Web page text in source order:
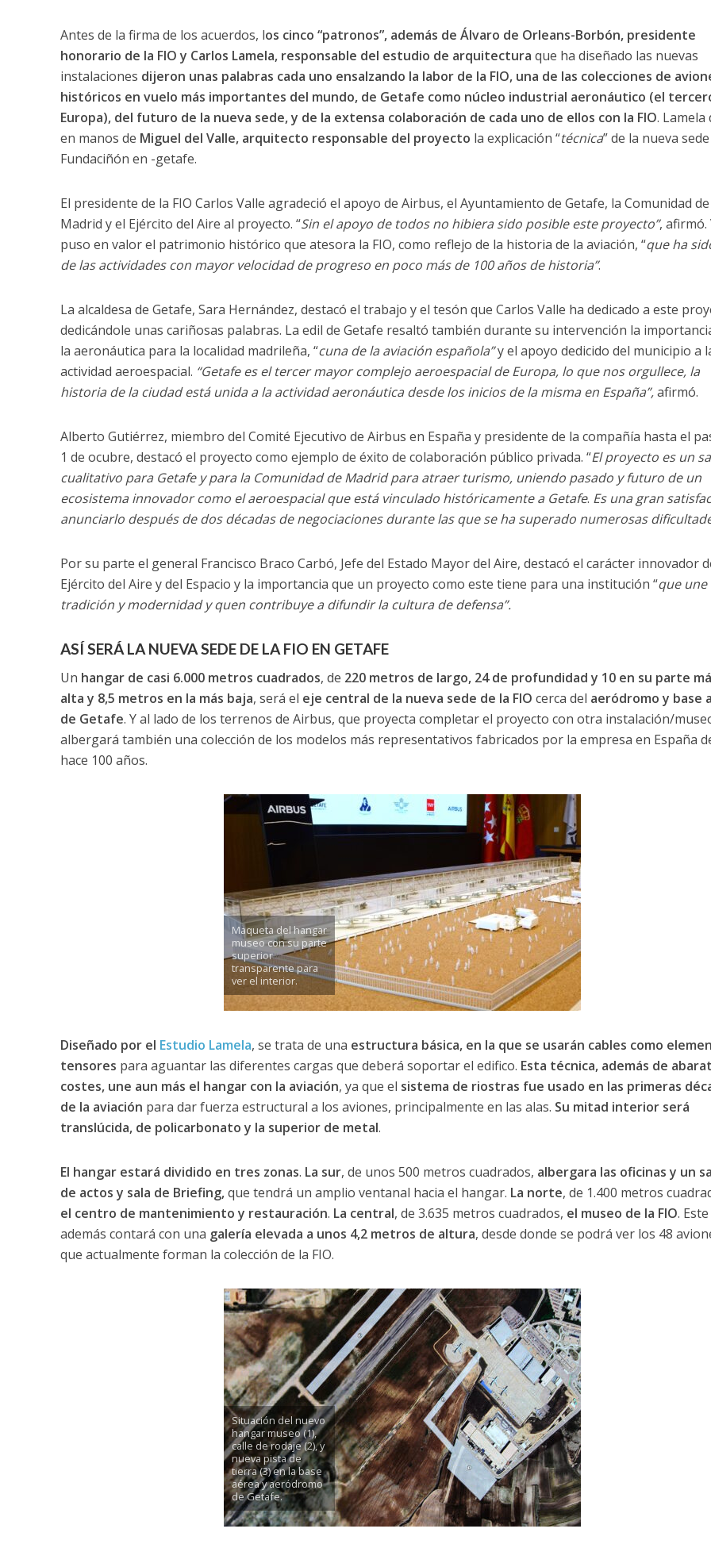
Antes de la firma de los acuerdos, los cinco “patronos”, además de Álvaro de Orleans-Borbón, presidente
honorario de la FIO y Carlos Lamela, responsable del estudio de arquitectura que ha diseñado las nuevas
instalaciones dijeron unas palabras cada uno ensalzando la labor de la FIO, una de las colecciones de
históricos en vuelo más importantes del mundo, de Getafe como núcleo industrial aeronáutico (el
Europa), del futuro de la nueva sede, y de la extensa colaboración de cada uno de ellos con la FIO. Lamela
en manos de Miguel del Valle, arquitecto responsable del proyecto la explicación “técnica” de la nueva
Fundaciñón en -getafe.
El presidente de la FIO Carlos Valle agradeció el apoyo de Airbus, el Ayuntamiento de Getafe, la Comunidad de
Madrid y el Ejército del Aire al proyecto. “Sin el apoyo de todos no hibiera sido posible este proyecto”, afirmó.
puso en valor el patrimonio histórico que atesora la FIO, como reflejo de la historia de la aviación, “que ha
de las actividades con mayor velocidad de progreso en poco más de 100 años de historia”.
La alcaldesa de Getafe, Sara Hernández, destacó el trabajo y el tesón que Carlos Valle ha dedicado a este
dedicándole unas cariñosas palabras. La edil de Getafe resaltó también durante su intervención la
la aeronáutica para la localidad madrileña, “cuna de la aviación española”y el apoyo dedicido del municipio a
actividad aeroespacial. “Getafe es el tercer mayor complejo aeroespacial de Europa, lo que nos orgullece, la
historia de la ciudad está unida a la actividad aeronáutica desde los inicios de la misma en España”,afirmó.
Alberto Gutiérrez, miembro del Comité Ejecutivo de Airbus en España y presidente de la compañía hasta el
1 de ocubre, destacó el proyecto como ejemplo de éxito de colaboración público privada. “El proyecto es un
cualitativo para Getafe y para la Comunidad de Madrid para atraer turismo, uniendo pasado y futuro de un
ecosistema innovador como el aeroespacial que está vinculado históricamente a Getafe. Es una gran
anunciarlo después de dos décadas de negociaciones durante las que se ha superado numerosas
Por su parte el general Francisco Braco Carbó, Jefe del Estado Mayor del Aire, destacó el carácter innovador
Ejército del Aire y del Espacio y la importancia que un proyecto como este tiene para una institución “que une
tradición y modernidad y quen contribuye a difundir la cultura de defensa”.
ASÍ SERÁ LA NUEVA SEDE DE LA FIO EN GETAFE
Un hangar de casi 6.000 metros cuadrados, de 220 metros de largo, 24 de profundidad y 10 en su parte
alta y 8,5 metros en la más baja, será el eje central de la nueva sede de la FIO cerca del aeródromo y base
de Getafe. Y al lado de los terrenos de Airbus, que proyecta completar el proyecto con otra instalación/
albergará también una colección de los modelos más representativos fabricados por la empresa en España
hace 100 años.
Maqueta del hangar
museo con su parte
superior
transparente para
ver el interior.
Diseñado por el Estudio Lamela, se trata de una estructura básica, en la que se usarán cables como
tensores para aguantar las diferentes cargas que deberá soportar el edifico. Esta técnica, además de
costes, une aun más el hangar con la aviación, ya que el sistema de riostras fue usado en las primeras
de la aviación para dar fuerza estructural a los aviones, principalmente en las alas. Su mitad interior será
translúcida, de policarbonato y la superior de metal.
El hangar estará dividido en tres zonas. La sur, de unos 500 metros cuadrados, albergara las oficinas y un
de actos y sala de Briefing,que tendrá un amplio ventanal hacia el hangar. La norte, de 1.400 metros
el centro de mantenimiento y restauración. La central, de 3.635 metros cuadrados, el museo de la FIO. Este
además contará con una galería elevada a unos 4,2 metros de altura, desde donde se podrá ver los 48
que actualmente forman la colección de la FIO.
Situación del nuevo
hangar museo (1),
calle de rodaje (2), y
nueva pista de
tierra (3) en la base
aérea y aeródromo
de Getafe.